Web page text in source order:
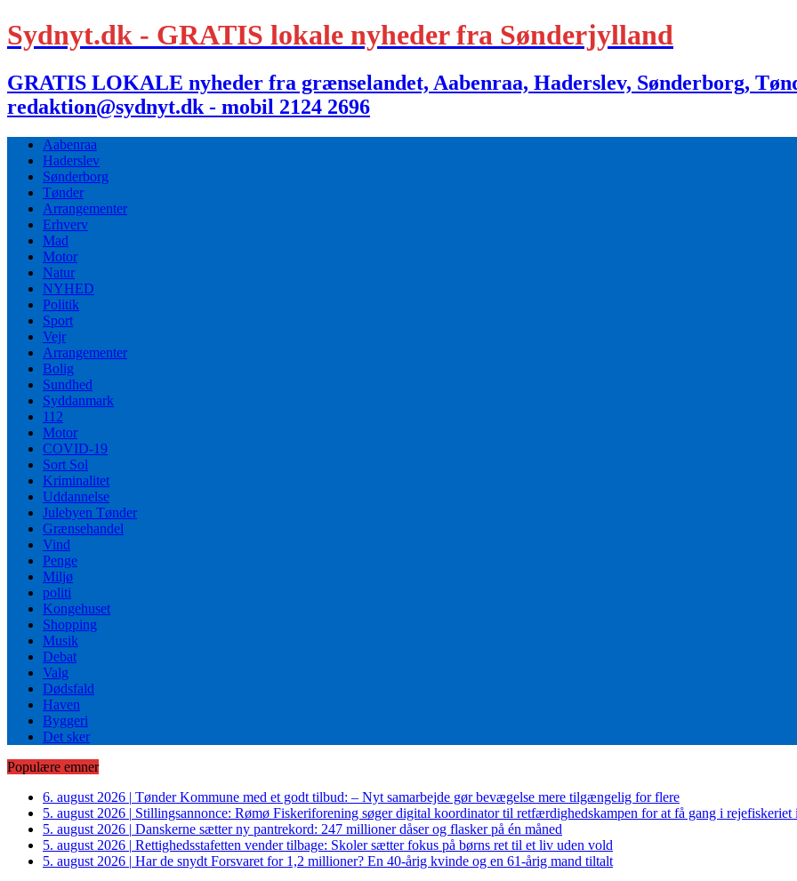
Sydnyt.dk - GRATIS lokale nyheder fra Sønderjylland
GRATIS LOKALE nyheder fra grænselandet, Aabenraa, Haderslev, Sønderborg,
redaktion@sydnyt.dk - mobil 2124 2696
Aabenraa
Haderslev
Sønderborg
Tønder
Arrangementer
Erhverv
Mad
Motor
Natur
NYHED
Politik
Sport
Vejr
Arrangementer
Bolig
Sundhed
Syddanmark
112
Motor
COVID-19
Sort Sol
Kriminalitet
Uddannelse
Julebyen Tønder
Grænsehandel
Vind
Penge
Miljø
politi
Kongehuset
Shopping
Musik
Debat
Valg
Dødsfald
Haven
Byggeri
Det sker
Populære emner
6. august 2026 | Tønder Kommune med et godt tilbud: – Nyt samarbejde gør bevægelse mere tilgængelig for flere
5. august 2026 | Stillingsannonce: Rømø Fiskeriforening søger digital koordinator til retfærdighedskampen for at få gang i
5. august 2026 | Danskerne sætter ny pantrekord: 247 millioner dåser og flasker på én måned
5. august 2026 | Rettighedsstafetten vender tilbage: Skoler sætter fokus på børns ret til et liv uden vold
5. august 2026 | Har de snydt Forsvaret for 1,2 millioner? En 40-årig kvinde og en 61-årig mand tiltalt